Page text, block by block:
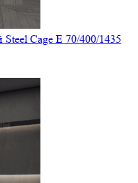
Cage E 70/400/1435